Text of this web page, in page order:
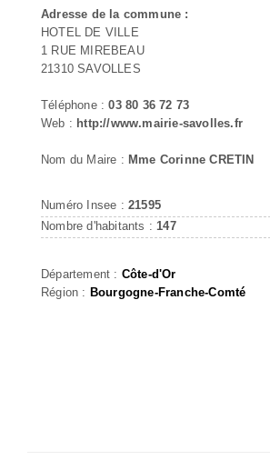
Adresse de la commune :
HOTEL DE VILLE
1 RUE MIREBEAU
21310 SAVOLLES
Téléphone :03 80 36 72 73
Web : http://www.mairie-savolles.fr
Nom du Maire : Mme Corinne CRETIN
Numéro Insee : 21595
Nombre d'habitants : 147
Département : Côte-d'Or
Région : Bourgogne-Franche-Comté